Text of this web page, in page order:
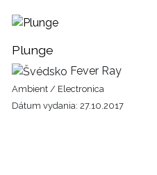
Plunge
Fever Ray
Ambient / Electronica
Dátum vydania: 27.10.2017